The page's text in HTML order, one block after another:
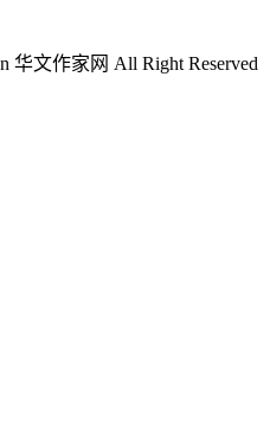
华文作家网 All Right Reserved